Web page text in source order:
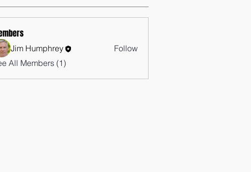
Jim Humphrey
Follow
All Members (1)